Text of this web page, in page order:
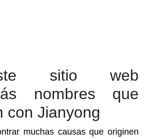
sitio web
nombres que
con Jianyong
muchas causas que originen